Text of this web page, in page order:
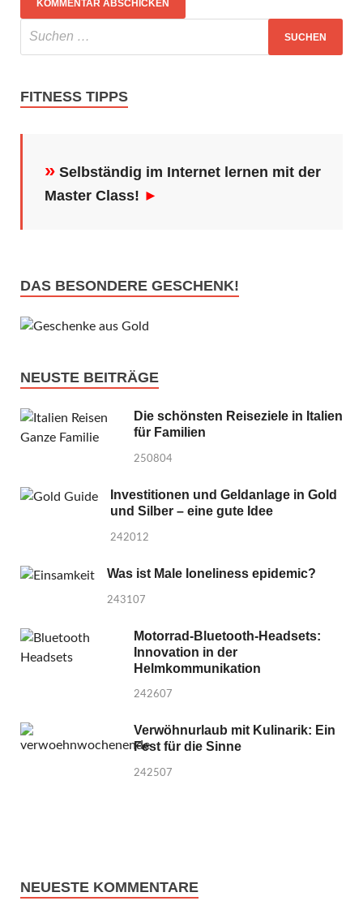
FITNESS TIPPS
» Selbständig im Internet lernen mit der
Master Class! ►
DAS BESONDERE GESCHENK!
NEUSTE BEITRÄGE
Die schönsten Reiseziele in Italien
für Familien
250804
Investitionen und Geldanlage in Gold
und Silber – eine gute Idee
242012
Was ist Male loneliness epidemic?
243107
Motorrad-Bluetooth-Headsets:
Innovation in der
Helmkommunikation
242607
Verwöhnurlaub mit Kulinarik: Ein
Fest für die Sinne
242507
NEUESTE KOMMENTARE